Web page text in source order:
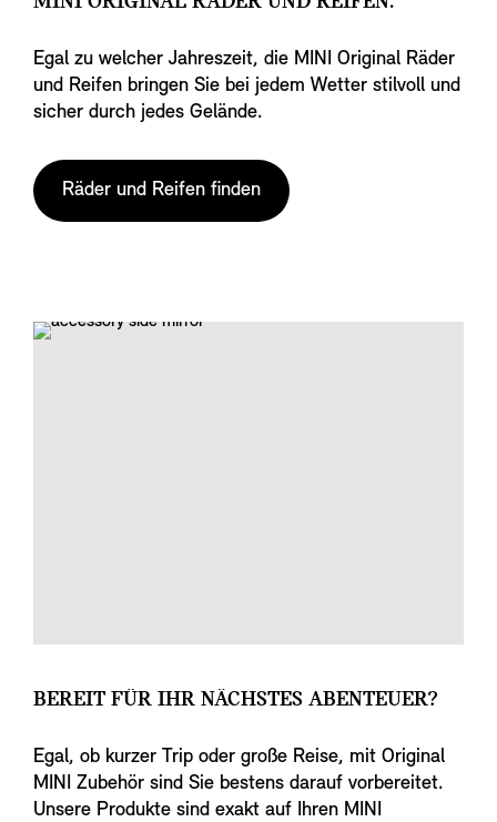
Egal zu welcher Jahreszeit, die MINI Original Räder
und Reifen bringen Sie bei jedem Wetter stilvoll und
sicher durch jedes Gelände.
Räder und Reifen finden
BEREIT FÜR IHR NÄCHSTES ABENTEUER?
Egal, ob kurzer Trip oder große Reise, mit Original
MINI Zubehör sind Sie bestens darauf vorbereitet.
Unsere Produkte sind exakt auf Ihren MINI